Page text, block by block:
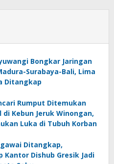
Bongkar Jaringan
Surabaya-Bali, Lima
Ditangkap
Rumput Ditemukan
Kebun Jeruk Winongan,
Luka di Tubuh Korban
Ditangkap,
Kantor Dishub Gresik Jadi